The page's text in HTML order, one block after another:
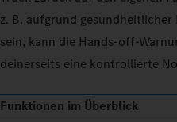
z. B. aufgrund
sein, kann die Hands-off-
deinerseits eine kontrollierte
Funktionen im Überblick